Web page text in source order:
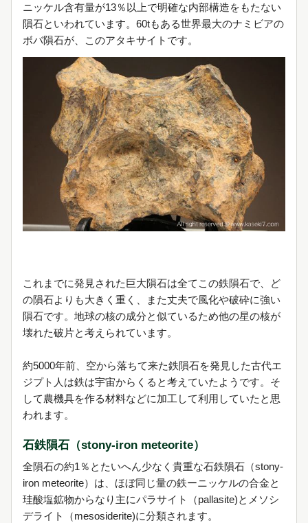
ニッケル含有量が13％以上で明確な内部構造をもたない
隕石といわれています。60tもある世界最大のナミビアの
ボバ隕石が、このアタキサイトです。
これまでに発見された巨大隕石は全てこの鉄隕石で、ど
の隕石よりも大きく重く、また丈夫で風化や破砕に強い
隕石です。地球の核の成分と似ているため他の星の核が
壊れた破片と考えられています。
約5000年前、空から落ちて来た鉄隕石を発見した古代エ
ジプト人は鉄は宇宙からくると考えていたようです。そ
して農機具を作る材料などに加工して利用していたと思
われます。
石鉄隕石（stony-iron meteorite）
全隕石の約1％とたいへん少なく貴重な石鉄隕石（stony-
iron meteorite）は、ほぼ同じ量の鉄ーニッケルの合金と
珪酸塩鉱物からなり主にパラサイト（pallasite)とメソシ
デライト（mesosiderite)に分類されます。